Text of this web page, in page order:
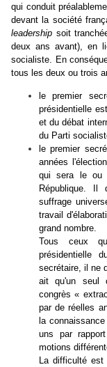
qui conduit
devant la société
leadership soit
deux ans avant), en
socialiste. En
tous les deux ou trois
le premier
présidentielle
et du débat
du Parti
le premier
années
qui sera le ou
République. Il
suffrage
travail
grand nombre.
Tous ceux
présidentielle
secrétaire, il ne
ait qu'un seul
congrès «
par de réelles
la
uns par
motions
La difficulté